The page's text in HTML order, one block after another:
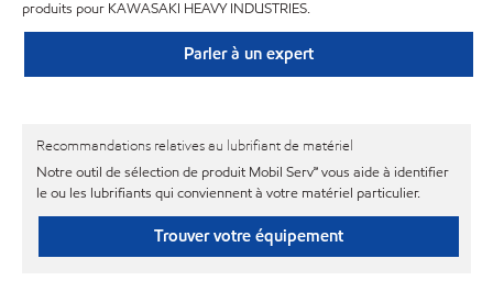
produits pour KAWASAKI HEAVY INDUSTRIES.
Parler à un expert
Recommandations relatives au lubrifiant de matériel
Notre outil de sélection de produit Mobil Serv℠ vous aide à identifier
le ou les lubrifiants qui conviennent à votre matériel particulier.
Trouver votre équipement